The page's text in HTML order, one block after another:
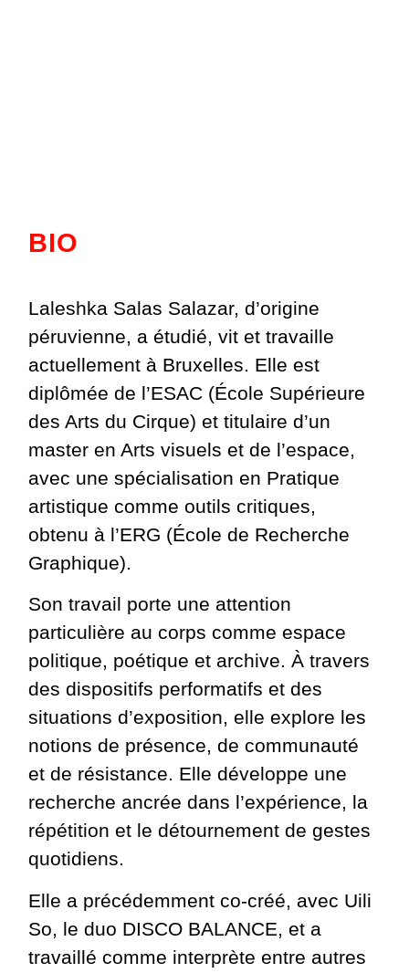
BIO
Laleshka Salas Salazar, d’origine
péruvienne, a étudié, vit et travaille
actuellement à Bruxelles. Elle est
diplômée de l’ESAC (École Supérieure
des Arts du Cirque) et titulaire d’un
master en Arts visuels et de l’espace,
avec une spécialisation en Pratique
artistique comme outils critiques,
obtenu à l’ERG (École de Recherche
Graphique).
Son travail porte une attention
particulière au corps comme espace
politique, poétique et archive. À travers
des dispositifs performatifs et des
situations d’exposition, elle explore les
notions de présence, de communauté
et de résistance. Elle développe une
recherche ancrée dans l’expérience, la
répétition et le détournement de gestes
quotidiens.
Elle a précédemment co-créé, avec Uili
So, le duo DISCO BALANCE, et a
travaillé comme interprète entre autres